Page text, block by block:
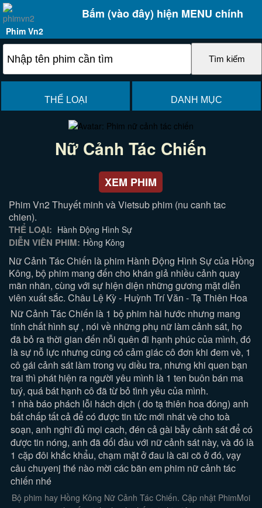
Bấm (vào đây) hiện MENU chính
Phim Vn2
THỂ LOẠI DANH MỤC
Nữ Cảnh Tác Chiến
XEM PHIM
Phim Vn2 Thuyết minh và Vietsub phim (nu canh tac
chien).
THỂ LOẠI: Hành Động Hình Sự
DIỄN VIÊN PHIM: Hồng Kông
Nữ Cảnh Tác Chiến là phim Hành Động Hình Sự của Hồng
Kông, bộ phim mang đến cho khán giả nhiều cảnh quay
mãn nhãn, cùng với sự hiện diện những gương mặt diễn
viên xuất sắc. Châu Lệ Kỳ - Huỳnh Trí Văn - Tạ Thiên Hoa
Nữ Cảnh Tác Chiến là 1 bộphim hài hước nhưng mang
tính chất hình sự , nói về những phụ nữ làm cảnh sát, họ
đã bỏ ra thời gian đến nỗi quên đi hạnh phúc của mình, đó
là sự nỗ lực nhưng cũng có cảm giác cô đơn khi đem vè, 1
cô gái cảnh sát làm trong vụ diều tra, nhưng khi quen bạn
trai thì phát hiện ra người yêu mình là 1 ten buôn bán ma
tuý, quá bát hạnh cô đã từ bỏ tình yêu của mình.
1 nhà báo phách lỗi hách dịch ( do tạ thiên hoa đóng) anh
bất chấp tất cả để có được tin tức mới nhát vè cho toà
soạn, anh nghĩ đủ mọi cach, đén cả gài bẫy cảnh sát để có
được tin nóng, anh đã đối đầu với nữ cảnh sát này, và đó là
1 cặp đôi khắc khẩu, chạm mặt ở đau là cãi cõ ở đó, vạy
câu chuyenj thé nào mời các bãn em phim nữ cảnh tác
chiến nhé
Bộ phim hay Hồng Kông Nữ Cảnh Tác Chiến. Cập nhật PhimMoi